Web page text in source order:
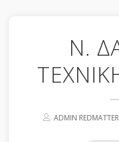
N.
ADMIN REDMATTER